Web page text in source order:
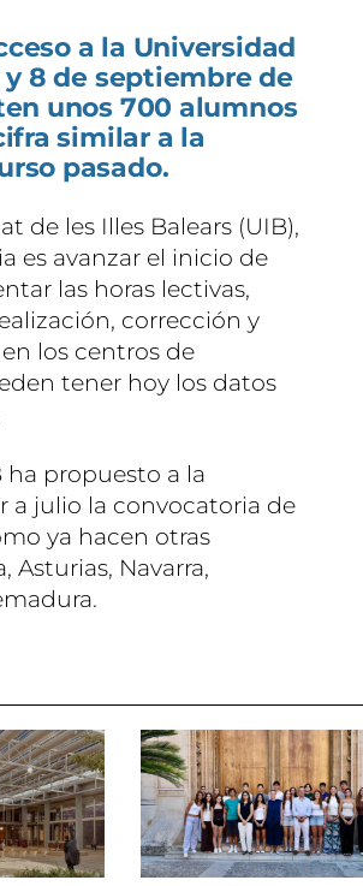
a la Universidad
8 de septiembre de
unos 700 alumnos
similar a la
pasado.
de les Illes Balears (UIB),
es avanzar el inicio de
las horas lectivas,
corrección y
los centros de
tener hoy los datos
ha propuesto a la
a julio la convocatoria de
ya hacen otras
Navarra,